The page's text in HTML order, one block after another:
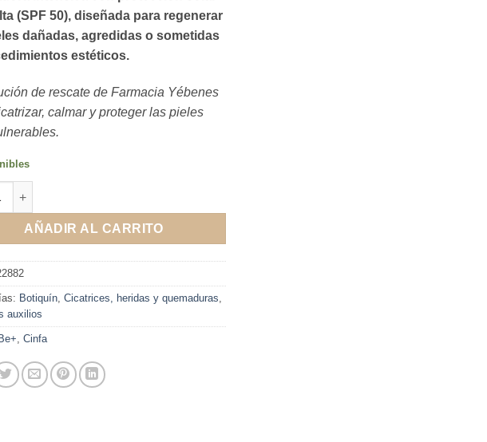
(SPF 50), diseñada para regenerar
dañadas, agredidas o sometidas
estéticos.
de rescate de Farmacia Yébenes
calmar y proteger las pieles
Pomada Reparadora Efecto Barrera SPF 50 cantidad
AÑADIR AL CARRITO
Botiquín, Cicatrices, heridas y quemaduras,
auxilios
Be+, Cinfa